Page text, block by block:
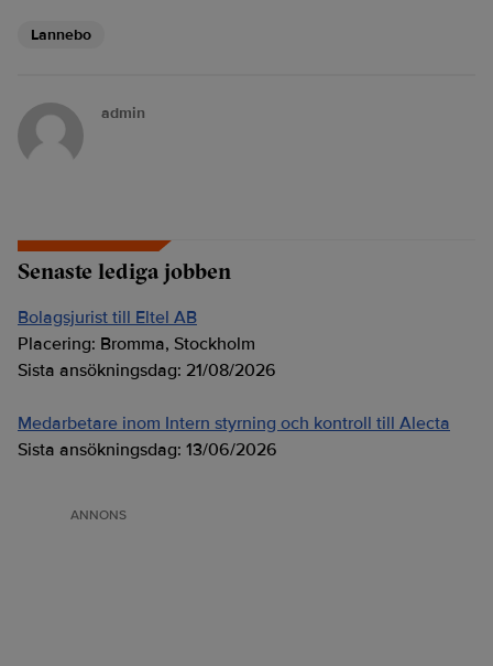
Lannebo
admin
Senaste lediga jobben
Bolagsjurist till Eltel AB
Placering: Bromma, Stockholm
Sista ansökningsdag: 21/08/2026
Medarbetare inom Intern styrning och kontroll till Alecta
Sista ansökningsdag: 13/06/2026
ANNONS